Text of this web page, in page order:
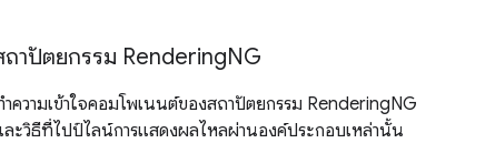
ถาปัตยกรรม RenderingNG
ความเข้าใจคอมโพเนนต์ของสถาปัตยกรรม RenderingNG
ะวิธีที่ไปป์ไลน์การแสดงผลไหลผ่านองค์ประกอบเหล่านั้น